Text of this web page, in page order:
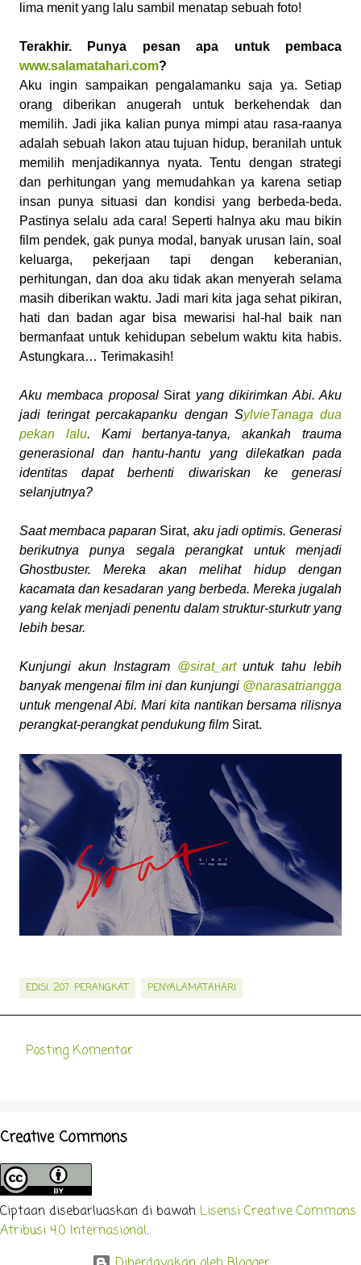
lima menit yang lalu sambil menatap sebuah foto!
Terakhir. Punya pesan apa untuk pembaca
www.salamatahari.com?
Aku ingin sampaikan pengalamanku saja ya. Setiap
orang diberikan anugerah untuk berkehendak dan
memilih. Jadi jika kalian punya mimpi atau rasa-raanya
adalah sebuah lakon atau tujuan hidup, beranilah untuk
memilih menjadikannya nyata. Tentu dengan strategi
dan perhitungan yang memudahkan ya karena setiap
insan punya situasi dan kondisi yang berbeda-beda.
Pastinya selalu ada cara! Seperti halnya aku mau bikin
film pendek, gak punya modal, banyak urusan lain, soal
keluarga, pekerjaan tapi dengan keberanian,
perhitungan, dan doa aku tidak akan menyerah selama
masih diberikan waktu. Jadi mari kita jaga sehat pikiran,
hati dan badan agar bisa mewarisi hal-hal baik nan
bermanfaat untuk kehidupan sebelum waktu kita habis.
Astungkara… Terimakasih!
Aku membaca proposal Siratyang dikirimkan Abi. Aku
jadi teringat percakapanku dengan SylvieTanaga dua
pekan lalu. Kami bertanya-tanya, akankah trauma
generasional dan hantu-hantu yang dilekatkan pada
identitas dapat berhenti diwariskan ke generasi
selanjutnya?
Saat membaca paparan Sirat, aku jadi optimis. Generasi
berikutnya punya segalaperangkat
untuk menjadi
Ghostbuster. Mereka akan melihat hidup dengan
kacamata dan kesadaran yang berbeda. Mereka jugalah
yang kelak menjadi penentu dalam struktur-sturkutr yang
lebih besar.
Kunjungi akun Instagram @sirat_artuntuk tahu lebih
banyak mengenai film ini dan kunjungi @narasatriangga
untuk mengenal Abi. Mari kita nantikan bersama rilisnya
perangkat-perangkat pendukung film Sirat.
EDISI. 207: PERANGKAT PENYALAMATAHARI
e
n
t
a
r
Posting Komentar
Creative Commons
Ciptaan disebarluaskan di bawah Lisensi Creative Commons
Atribusi 4.0 Internasional.